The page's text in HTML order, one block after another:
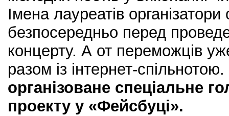
Імена лауреатів
безпосередньо перед
концерту. А от переможців
разом із інтернет-спільнотою.
організоване спеціальне
проекту у «Фейсбуці».